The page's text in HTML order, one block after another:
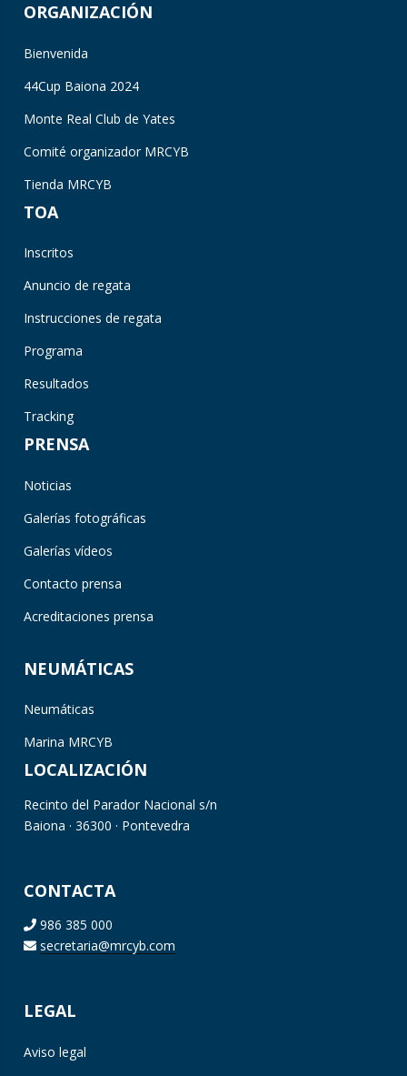
ORGANIZACIÓN
Bienvenida
44Cup Baiona 2024
Monte Real Club de Yates
Comité organizador MRCYB
Tienda MRCYB
TOA
Inscritos
Anuncio de regata
Instrucciones de regata
Programa
Resultados
Tracking
PRENSA
Noticias
Galerías fotográficas
Galerías vídeos
Contacto prensa
Acreditaciones prensa
NEUMÁTICAS
Neumáticas
Marina MRCYB
LOCALIZACIÓN
Recinto del Parador Nacional s/n
Baiona · 36300 · Pontevedra
CONTACTA
986 385 000
secretaria@mrcyb.com
LEGAL
Aviso legal